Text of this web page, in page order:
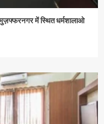
में स्थित धर्मशालाओ